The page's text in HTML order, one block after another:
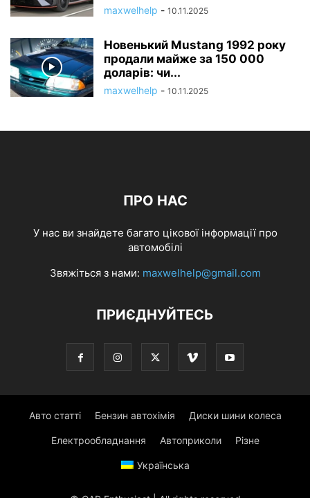
maxwelhelp - 10.11.2025
Новенький Mustang 1992 року
продали майже за 150 000
доларів: чи...
maxwelhelp - 10.11.2025
ПРО НАС
У нас ви знайдете багато цікової інформації про
автомобілі
Звяжіться з нами: maxwelhelp@gmail.com
ПРИЄДНУЙТЕСЬ
Авто статті Бензин автохімія Диски шини колеса
Електрообладнання Автоприколи Різне
Українська